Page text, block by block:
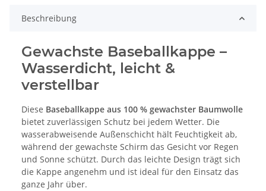
Beschreibung
Gewachste Baseballkappe –
Wasserdicht, leicht &
verstellbar
Diese Baseballkappe aus 100 % gewachster Baumwolle
bietet zuverlässigen Schutz bei jedem Wetter. Die
wasserabweisende Außenschicht hält Feuchtigkeit ab,
während der gewachste Schirm das Gesicht vor Regen
und Sonne schützt. Durch das leichte Design trägt sich
die Kappe angenehm und ist ideal für den Einsatz das
ganze Jahr über.